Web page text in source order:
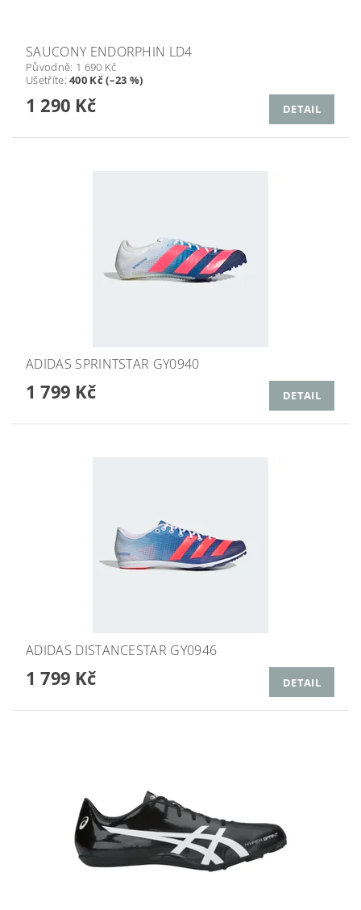
SAUCONY ENDORPHIN LD4
Původně: 1 690 Kč
Ušetříte:400 Kč (–23 %)
1 290 Kč DETAIL
ADIDAS SPRINTSTAR GY0940
1 799 Kč DETAIL
ADIDAS DISTANCESTAR GY0946
1 799 Kč DETAIL